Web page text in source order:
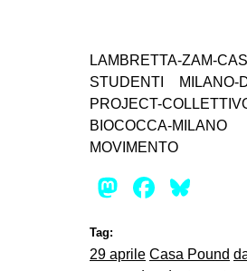
LAMBRETTA-ZAM-
STUDENTI MILANO-
PROJECT-
BIOCOCCA-
MOVIMENTO
Mastodon
Tag:
29 aprile Casa Pound